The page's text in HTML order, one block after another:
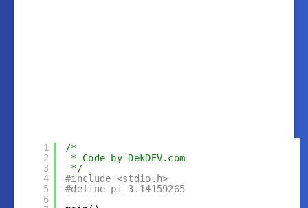
1
2
3
4
5
6
/*
* Code by DekDEV.com
*/
#include <stdio.h>
#define pi 3.14159265